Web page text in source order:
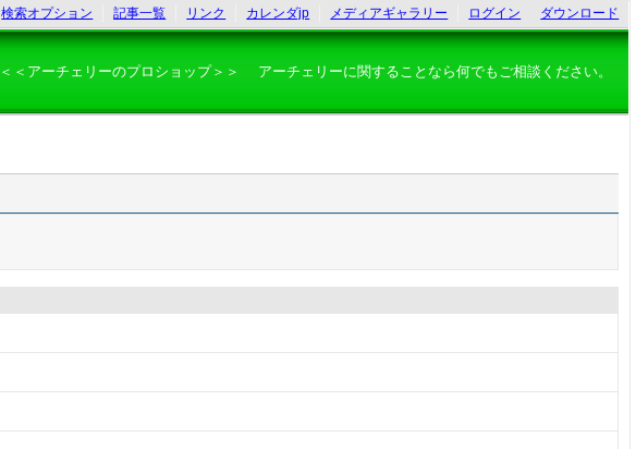
検索オプション 記事一覧 リンク カレンダjp メディアギャラリー ログイン ダウンロード
＜＜アーチェリーのプロショップ＞＞ アーチェリーに関することなら何でもご相談ください。